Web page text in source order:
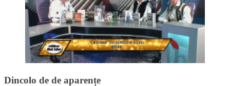
Dincolo de de aparențe